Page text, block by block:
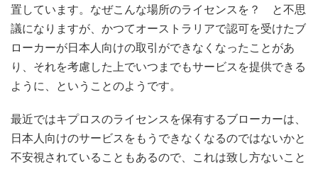
置しています。なぜこんな場所のライセンスを？ と不思
議になりますが、かつてオーストラリアで認可を受けたブ
ローカーが日本人向けの取引ができなくなったことがあ
り、それを考慮した上でいつまでもサービスを提供できる
ように、ということのようです。
最近ではキプロスのライセンスを保有するブローカーは、
日本人向けのサービスをもうできなくなるのではないかと
不安視されていることもあるので、これは致し方ないこと